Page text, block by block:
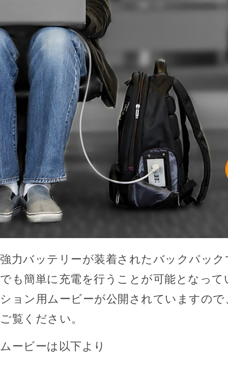
強力バッテリーが装着されたバックパッ
でも簡単に充電を行うことが可能となっ
ション用ムービーが公開されていますの
ご覧ください。
ムービーは以下より